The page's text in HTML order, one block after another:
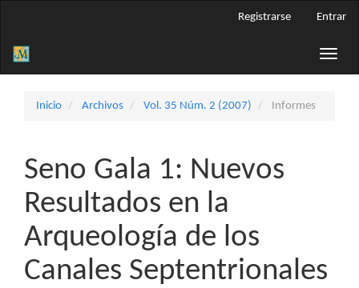
Barra
Registrarse Entrar
Toggle
Inicio Archivos Vol. 35 Núm. 2 (2007) Informes
Seno Gala 1: Nuevos
Resultados en la
Arqueología de los
Canales Septentrionales